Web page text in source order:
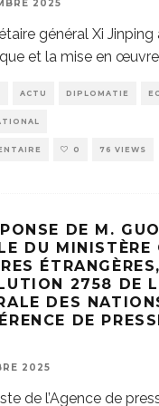
2025
général Xi Jinping
et la mise en
ACTU DIPLOMATIE
0 76 VIEWS
DE M.
DU MINISTÈRE
2758 DE
DES
DE
2025
de l’Agence de